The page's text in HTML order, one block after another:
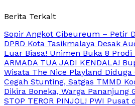
Berita Terkait
Sopir Angkot Cibeureum – Petir
DPRD Kota Tasikmalaya Desak
Luar Biasa! Unimen Buka 8
ARMADA TUA JADI KENDALA!
Wisata The Nice Playland
Cegah Stunting, Satgas TMMD
Dikira Boneka, Warga
STOP TEROR PINJOL! PWI